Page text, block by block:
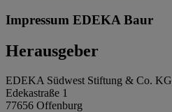
Impressum EDEKA Baur
Herausgeber
EDEKA Südwest Stiftung & Co. KG
Edekastraße 1
77656 Offenburg